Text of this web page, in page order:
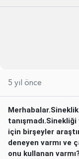
5 yıl önce
için birşeyler
deneyen varmı ve
onu kullanan varmı?